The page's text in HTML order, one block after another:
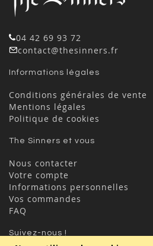
04 42 69 93 72
contact@thesinners.fr
Informations légales
Conditions générales de vente
Mentions légales
Politique de cookies
The Sinners et vous
Nous contacter
Votre compte
Informations personnelles
Vos commandes
FAQ
Suivez-nous !